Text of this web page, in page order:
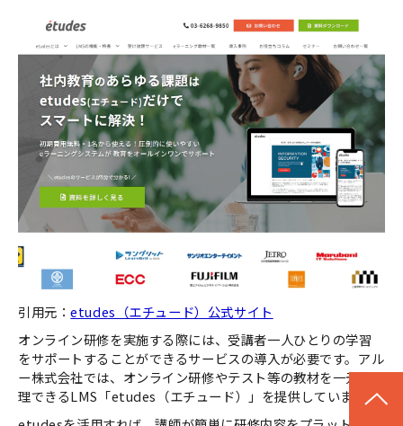
引用元：etudes（エチュード）公式サイト
オンライン研修を実施する際には、受講者一人ひとりの学習
をサポートすることができるサービスの導入が必要です。アル
ー株式会社では、オンライン研修やテスト等の教材を一元管
理できるLMS「etudes（エチュード）」を提供しています。